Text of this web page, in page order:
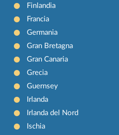
Finlandia
Francia
Germania
Gran Bretagna
Gran Canaria
Grecia
Guernsey
Irlanda
Irlanda del Nord
Ischia